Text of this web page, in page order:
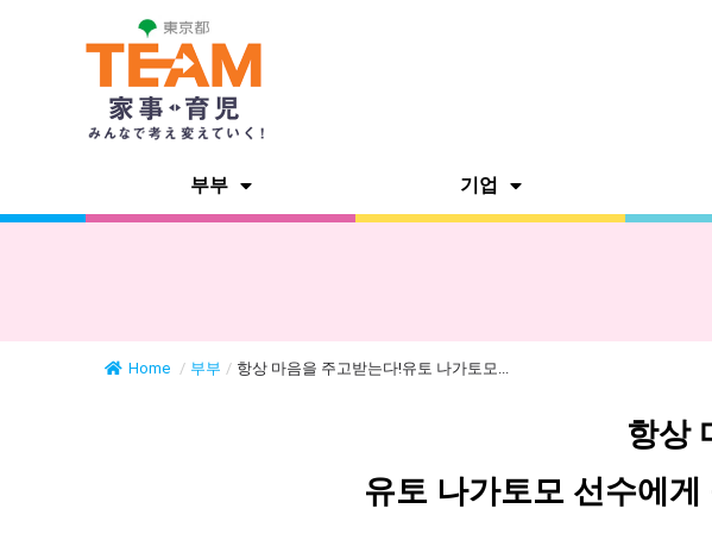
부부 기업
Home / 부부 / 항상 마음을 주고받는다!유토 나가토모...
항상
유토 나가토모 선수에